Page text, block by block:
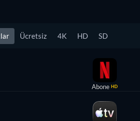
Ücretsiz 4K HD SD
Abone HD